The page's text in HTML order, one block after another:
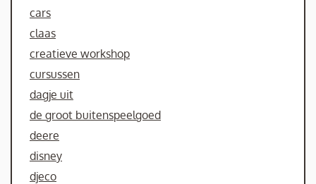
cars
claas
creatieve workshop
cursussen
dagje uit
de groot buitenspeelgoed
deere
disney
djeco